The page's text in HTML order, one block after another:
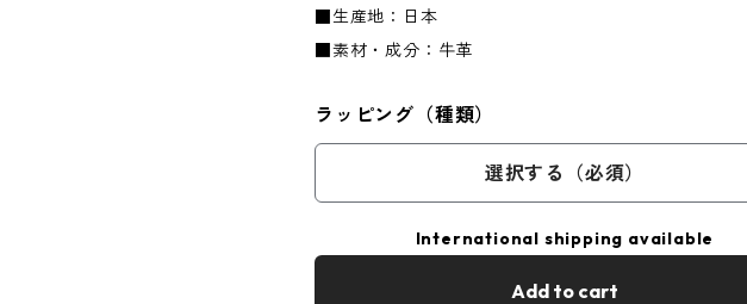
■生産地：日本
■素材・成分：牛革
ラッピング（種類）
選択する（必須）
International shipping available
Add to cart